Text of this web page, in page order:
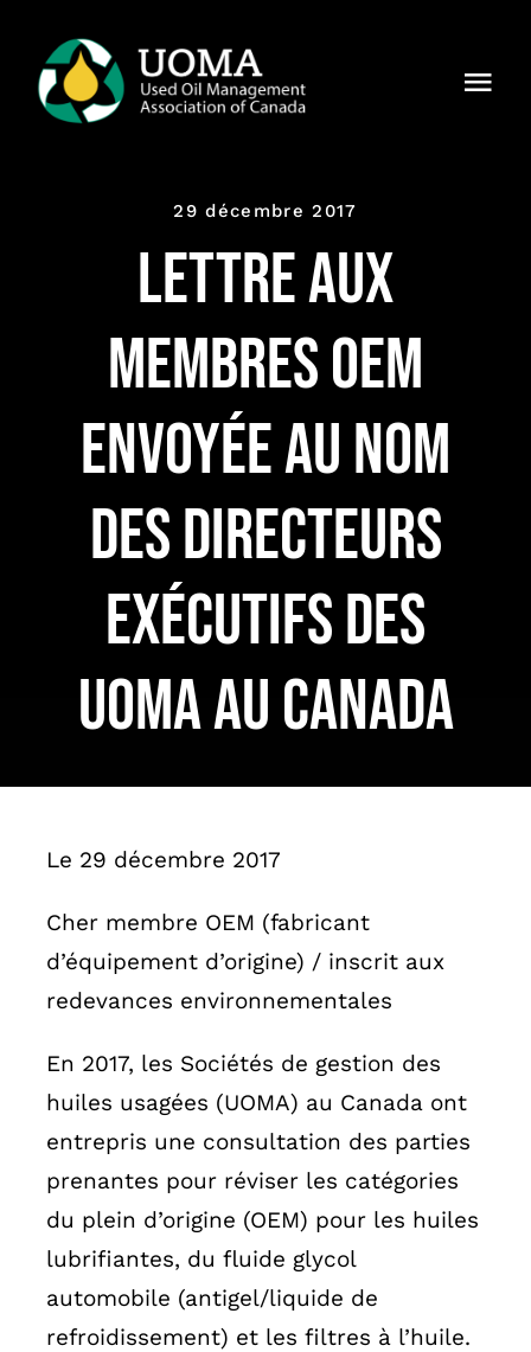
content
Pourquoi
Actualités
English
29 décembre 2017
Lettre aux
membres OEM
envoyée au nom
des directeurs
exécutifs des
UOMA au Canada
Le 29 décembre 2017
Cher membre OEM (fabricant
d’équipement d’origine) / inscrit aux
redevances environnementales
En 2017, les Sociétés de gestion des
huiles usagées (UOMA) au Canada ont
entrepris une consultation des parties
prenantes pour réviser les catégories
du plein d’origine (OEM) pour les huiles
lubrifiantes, du fluide glycol
automobile (antigel/liquide de
refroidissement) et les filtres à l’huile.